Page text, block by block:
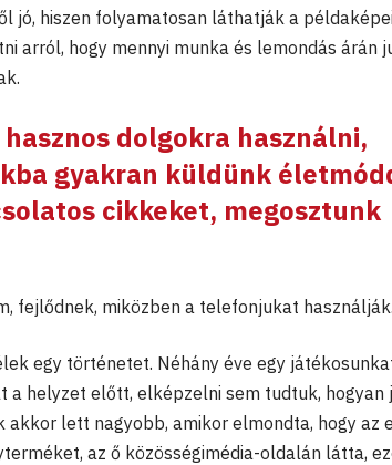
jó, hiszen folyamatosan láthatják a
arról, hogy mennyi munka és lemondás árán
dolgokra használni,
gyakran küldünk
cikkeket, megosztunk
fejlődnek, miközben a telefonjukat használják.
egy történetet. Néhány éve egy
helyzet előtt, elképzelni sem tudtuk, hogyan
akkor lett nagyobb, amikor elmondta, hogy az
az ő közösségimédia-oldalán látta,